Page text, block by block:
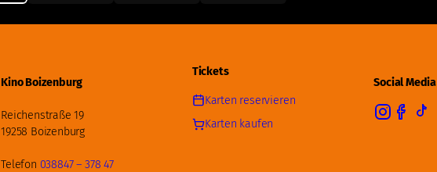
Kino Boizenburg
Reichenstraße 19
19258 Boizenburg
Telefon 038847 – 378 47
Tickets
Karten reservieren
Karten kaufen
Social Media